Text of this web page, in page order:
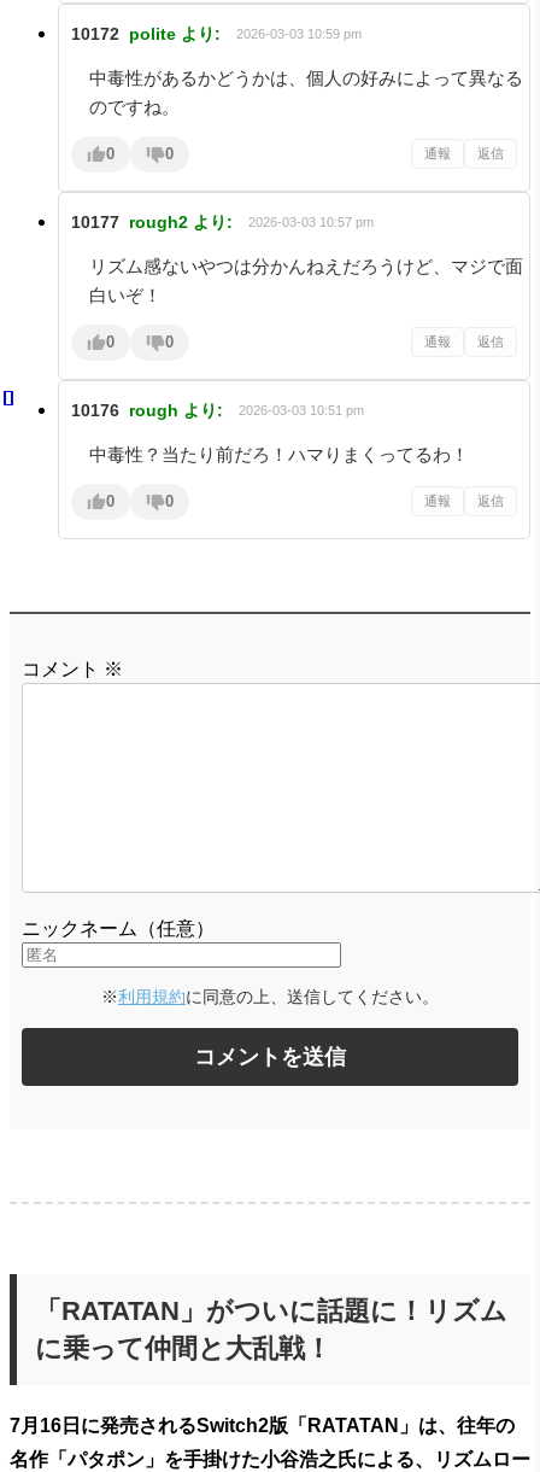
10172 polite より: 2026-03-03 10:59 pm
中毒性があるかどうかは、個人の好みによって異なる
のですね。
0 0 通報 返信
10177 rough2 より: 2026-03-03 10:57 pm
リズム感ないやつは分かんねえだろうけど、マジで面
白いぞ！
0 0 通報 返信
10176 rough より: 2026-03-03 10:51 pm
中毒性？当たり前だろ！ハマりまくってるわ！
0 0 通報 返信
コメント ※
ニックネーム（任意）
※利用規約に同意の上、送信してください。
「RATATAN」がついに話題に！リズム
に乗って仲間と大乱戦！
7月16日に発売されるSwitch2版「RATATAN」は、往年の
名作「パタポン」を手掛けた小谷浩之氏による、リズムロー